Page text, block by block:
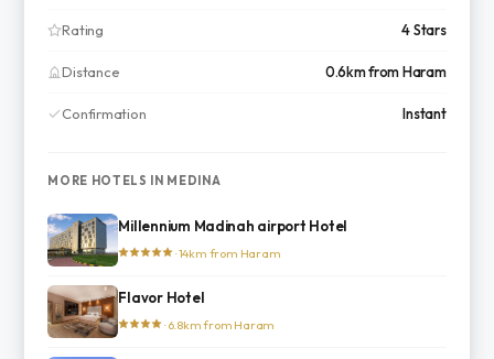
Rating 4 Stars
Distance 0.6km from Haram
Confirmation Instant
MORE HOTELS IN MEDINA
Millennium Madinah airport Hotel
· 14km from Haram
Flavor Hotel
· 6.8km from Haram